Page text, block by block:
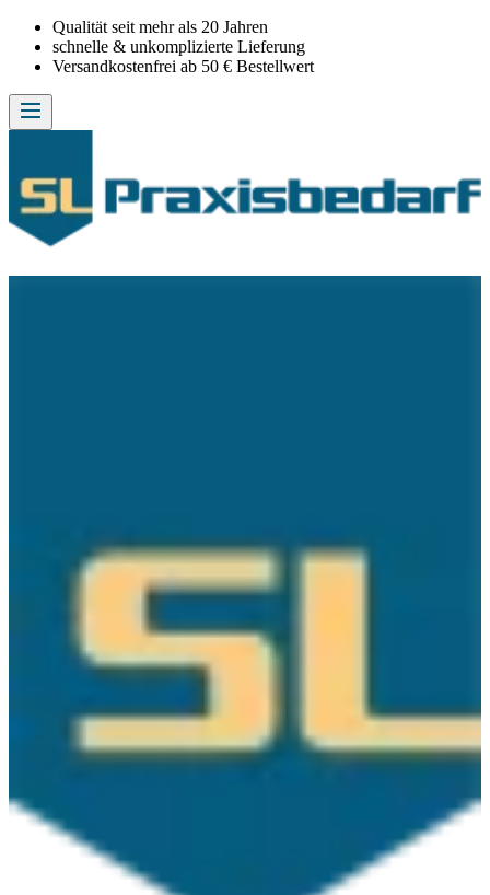
Qualität seit mehr als 20 Jahren
schnelle & unkomplizierte Lieferung
Versandkostenfrei ab 50 € Bestellwert